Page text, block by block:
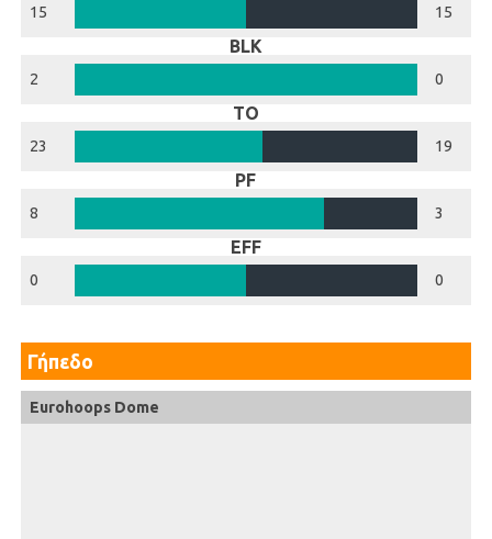
15 15
BLK
2 0
TO
23 19
PF
8 3
EFF
0 0
Γήπεδο
Eurohoops Dome